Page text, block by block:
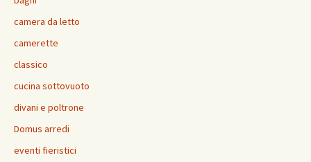
camera da letto
camerette
classico
cucina sottovuoto
divani e poltrone
Domus arredi
eventi fieristici